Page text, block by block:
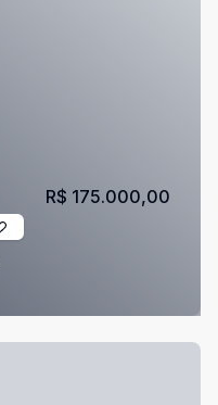
R$ 175.000,00